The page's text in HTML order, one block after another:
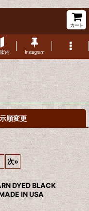
カート
内 Instagram
順変更
次»
DYED BLACK
IN USA